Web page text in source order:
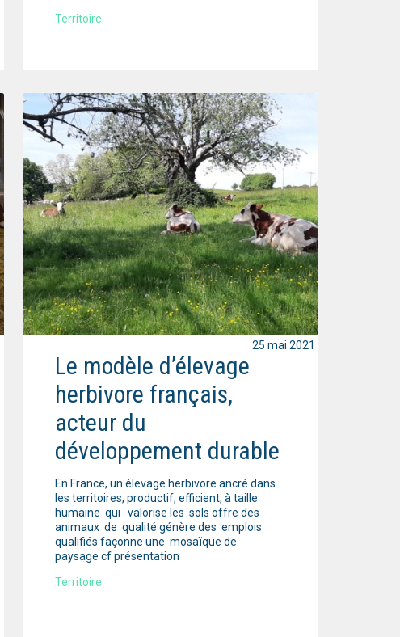
Territoire
Le modèle d’élevage
herbivore français,
acteur du
développement durable
En France, un élevage herbivore ancré dans
les territoires, productif, efficient, à taille
humaine qui : valorise les sols offre des
animaux de qualité génère des emplois
qualifiés façonne une mosaïque de
paysage cf présentation
Territoire
25 mai 2021